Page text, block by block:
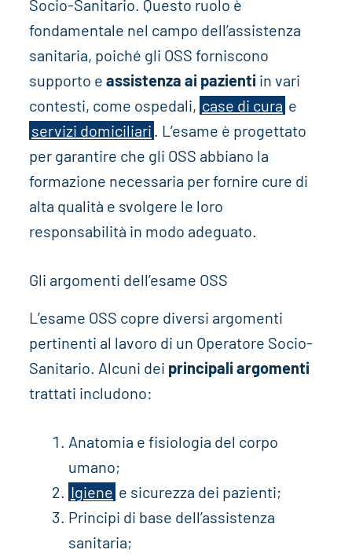
Socio-Sanitario. Questo ruolo è
fondamentale nel campo dell’assistenza
sanitaria, poiché gli OSS forniscono
supporto e assistenza ai pazienti in vari
contesti, come ospedali, case di cura e
servizi domiciliari . L’esame è progettato
per garantire che gli OSS abbiano la
formazione necessaria per fornire cure di
alta qualità e svolgere le loro
responsabilità in modo adeguato.
Gli argomenti dell’esame OSS
L’esame OSS copre diversi argomenti
pertinenti al lavoro di un Operatore Socio-
Sanitario. Alcuni dei principali argomenti
trattati includono:
Anatomia e fisiologia del corpo
umano;
Igiene e sicurezza dei pazienti;
Principi di base dell’assistenza
sanitaria;